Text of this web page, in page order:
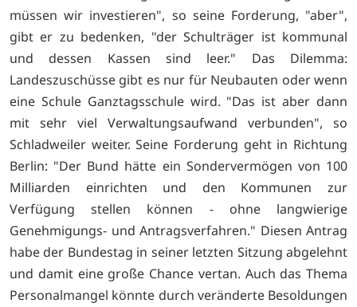
müssen wir investieren", so seine Forderung, "aber",
gibt er zu bedenken, "der Schulträger ist kommunal
und dessen Kassen sind leer." Das Dilemma:
Landeszuschüsse gibt es nur für Neubauten oder wenn
eine Schule Ganztagsschule wird. "Das ist aber dann
mit sehr viel Verwaltungsaufwand verbunden", so
Schladweiler weiter. Seine Forderung geht in Richtung
Berlin: "Der Bund hätte ein Sondervermögen von 100
Milliarden einrichten und den Kommunen zur
Verfügung stellen können - ohne langwierige
Genehmigungs- und Antragsverfahren." Diesen Antrag
habe der Bundestag in seiner letzten Sitzung abgelehnt
und damit eine große Chance vertan. Auch das Thema
Personalmangel könnte durch veränderte Besoldungen